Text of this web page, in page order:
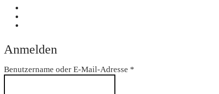
Anmelden
Benutzername oder E-Mail-Adresse *